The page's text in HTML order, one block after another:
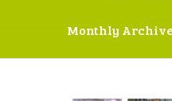
Monthly